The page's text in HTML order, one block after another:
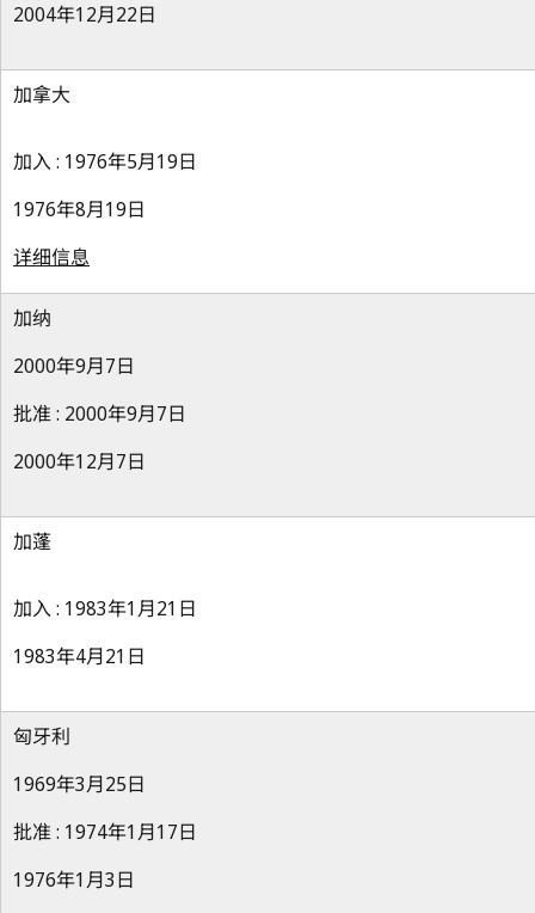
2004年12月22日
加拿大
加入 : 1976年5月19日
1976年8月19日
详细信息
加纳
2000年9月7日
批准 : 2000年9月7日
2000年12月7日
加蓬
加入 : 1983年1月21日
1983年4月21日
匈牙利
1969年3月25日
批准 : 1974年1月17日
1976年1月3日